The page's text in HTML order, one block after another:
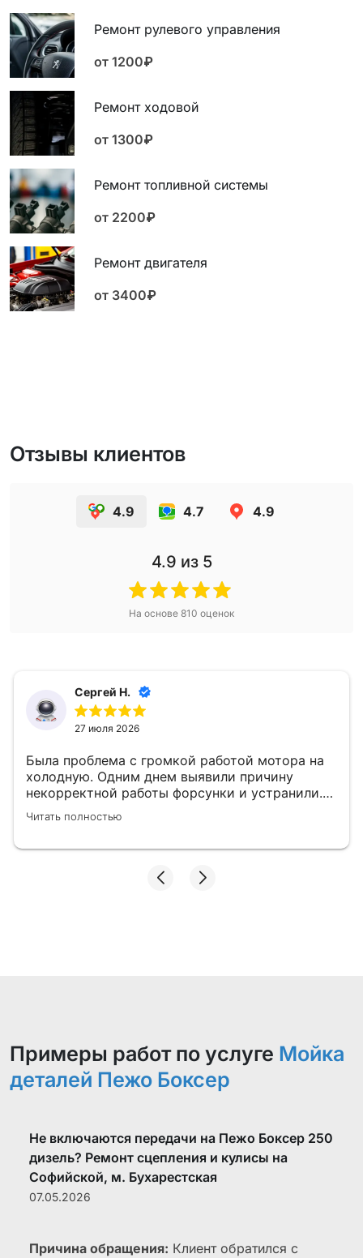
Ремонт рулевого управления
от 1200₽
Ремонт ходовой
от 1300₽
Ремонт топливной системы
от 2200₽
Ремонт двигателя
от 3400₽
Отзывы клиентов
4.9 4.7 4.9
4.9 из 5
На основе 810 оценок
Сергей Н.
27 июля 2026
Была проблема с громкой работой мотора на
холодную. Одним днем выявили причину
некорректной работы форсунки и устранили.
👍
Читать полностью
Примеры работ по услуге Мойка
деталей Пежо Боксер
Не включаются передачи на Пежо Боксер 250
дизель? Ремонт сцепления и кулисы на
Софийской, м. Бухарестская
07.05.2026
Причина обращения: Клиент обратился с